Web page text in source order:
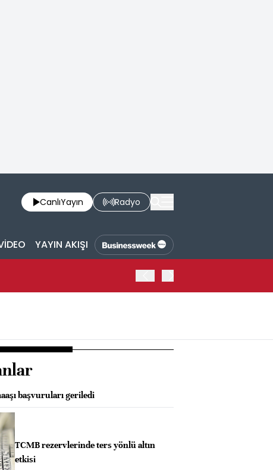
CanlıYayın Radyo
YAYIN AKIŞI
başvuruları geriledi
TCMB rezervlerinde ters yönlü altın
etkisi